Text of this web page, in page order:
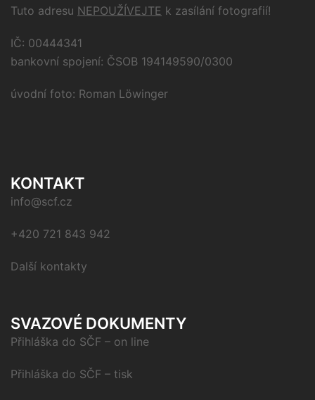
Tuto adresu NEPOUŽÍVEJTE k zasílání fotografií!
IČ: 00444341
bankovní spojení: ČSOB 194149590/0300
úvodní foto: Roman Löwinger
KONTAKT
info@scf.cz
+420 721 843 942
Další kontakty
SVAZOVÉ DOKUMENTY
Přihláška do SČF – on line
Přihláška do SČF – tisk